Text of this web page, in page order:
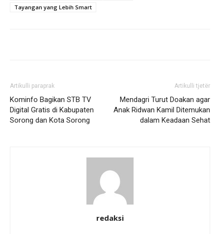
Tayangan yang Lebih Smart
Artikulli paraprak
Kominfo Bagikan STB TV
Digital Gratis di Kabupaten
Sorong dan Kota Sorong
Artikulli tjetër
Mendagri Turut Doakan agar
Anak Ridwan Kamil Ditemukan
dalam Keadaan Sehat
redaksi